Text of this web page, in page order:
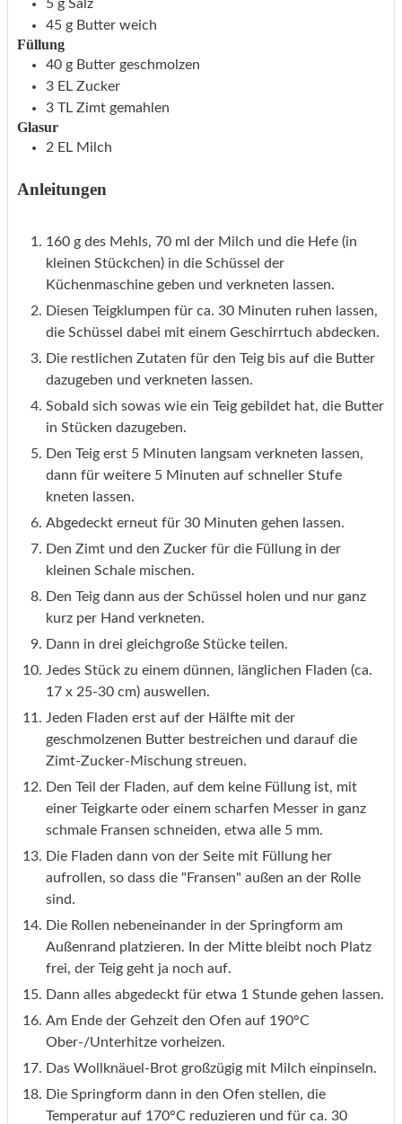
5 g Salz
45 g Butter weich
Füllung
40 g Butter geschmolzen
3 EL Zucker
3 TL Zimt gemahlen
Glasur
2 EL Milch
Anleitungen
160 g des Mehls, 70 ml der Milch und die Hefe (in
kleinen Stückchen) in die Schüssel der
Küchenmaschine geben und verkneten lassen.
Diesen Teigklumpen für ca. 30 Minuten ruhen lassen,
die Schüssel dabei mit einem Geschirrtuch abdecken.
Die restlichen Zutaten für den Teig bis auf die Butter
dazugeben und verkneten lassen.
Sobald sich sowas wie ein Teig gebildet hat, die Butter
in Stücken dazugeben.
Den Teig erst 5 Minuten langsam verkneten lassen,
dann für weitere 5 Minuten auf schneller Stufe
kneten lassen.
Abgedeckt erneut für 30 Minuten gehen lassen.
Den Zimt und den Zucker für die Füllung in der
kleinen Schale mischen.
Den Teig dann aus der Schüssel holen und nur ganz
kurz per Hand verkneten.
Dann in drei gleichgroße Stücke teilen.
Jedes Stück zu einem dünnen, länglichen Fladen (ca.
17 x 25-30 cm) auswellen.
Jeden Fladen erst auf der Hälfte mit der
geschmolzenen Butter bestreichen und darauf die
Zimt-Zucker-Mischung streuen.
Den Teil der Fladen, auf dem keine Füllung ist, mit
einer Teigkarte oder einem scharfen Messer in ganz
schmale Fransen schneiden, etwa alle 5 mm.
Die Fladen dann von der Seite mit Füllung her
aufrollen, so dass die "Fransen" außen an der Rolle
sind.
Die Rollen nebeneinander in der Springform am
Außenrand platzieren. In der Mitte bleibt noch Platz
frei, der Teig geht ja noch auf.
Dann alles abgedeckt für etwa 1 Stunde gehen lassen.
Am Ende der Gehzeit den Ofen auf 190°C
Ober-/Unterhitze vorheizen.
Das Wollknäuel-Brot großzügig mit Milch einpinseln.
Die Springform dann in den Ofen stellen, die
Temperatur auf 170°C reduzieren und für ca. 30